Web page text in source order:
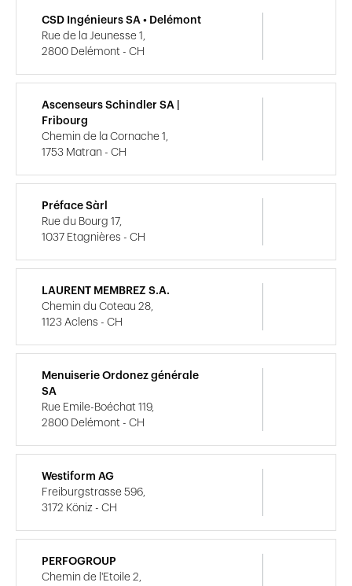
CSD Ingénieurs SA • Delémont
Rue de la Jeunesse 1,
2800 Delémont - CH
Ascenseurs Schindler SA |
Fribourg
Chemin de la Cornache 1,
1753 Matran - CH
Préface Sàrl
Rue du Bourg 17,
1037 Etagnières - CH
LAURENT MEMBREZ S.A.
Chemin du Coteau 28,
1123 Aclens - CH
Menuiserie Ordonez générale
SA
Rue Emile-Boéchat 119,
2800 Delémont - CH
Westiform AG
Freiburgstrasse 596,
3172 Köniz - CH
PERFOGROUP
Chemin de l'Etoile 2,